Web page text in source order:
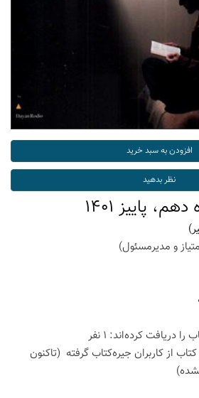
پاییز 1401
و مدیرمسئول)
دریافت كرده‌اند: 1 نفر
(تاكنون